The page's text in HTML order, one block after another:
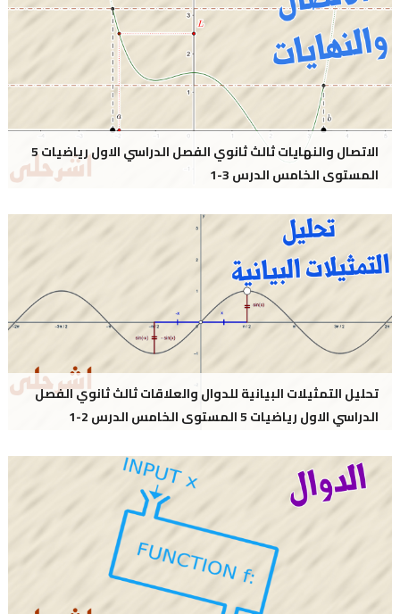
الاتصال والنهايات ثالث ثانوي الفصل الدراسي الاول رياضيات 5
المستوى الخامس الدرس 3-1
تحليل التمثيلات البيانية للدوال والعلاقات ثالث ثانوي الفصل
الدراسي الاول رياضيات 5 المستوى الخامس الدرس 2-1